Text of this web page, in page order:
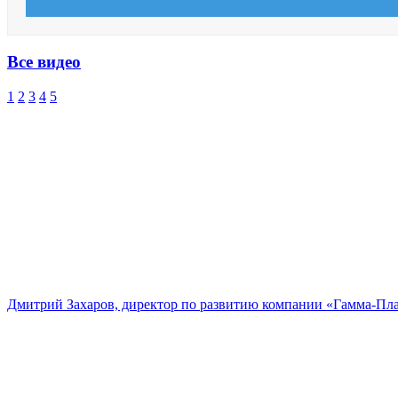
Все видео
1 2 3 4 5
Дмитрий Захаров, директор по развитию компании «Гамма-